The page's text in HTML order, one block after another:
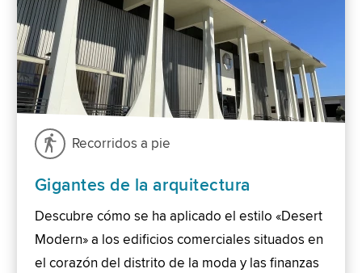
Recorridos a pie
Gigantes de la arquitectura
Descubre cómo se ha aplicado el estilo «Desert
Modern» a los edificios comerciales situados en
el corazón del distrito de la moda y las finanzas